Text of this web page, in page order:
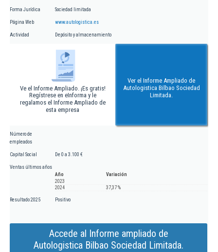
Forma Jurídica Sociedad limitada
Página Web www.autologistica.es
Actividad Depósito y almacenamiento
Ve el Informe Ampliado. ¡Es gratis!
Regístrese en eInforma y le
regalamos el Informe Ampliado de
esta empresa
Ver el Informe Ampliado de
Autologistica Bilbao Sociedad
Limitada.
Número de
empleados
Capital Social De 0 a 3.100 €
Ventas últimos años
Año
Variación
2023
2024
37,37 %
Resultado 2025 Positivo
Accede al Informe ampliado de
Autologistica Bilbao Sociedad Limitada.